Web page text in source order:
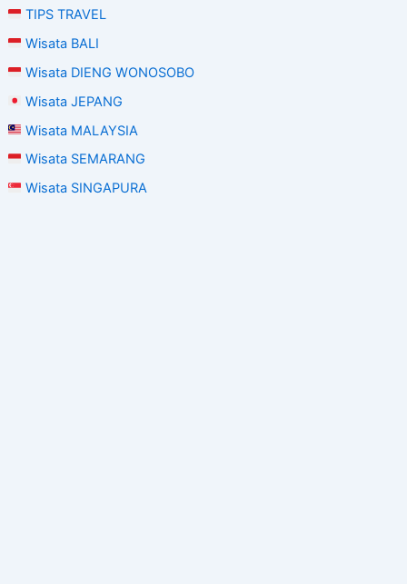
TIPS TRAVEL
Wisata BALI
Wisata DIENG WONOSOBO
Wisata JEPANG
Wisata MALAYSIA
Wisata SEMARANG
Wisata SINGAPURA